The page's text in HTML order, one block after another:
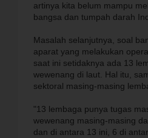
artinya kita belum mampu
bangsa dan tumpah darah
Masalah selanjutnya, soal
aparat yang melakukan
saat ini setidaknya ada 13
wewenang di laut. Hal itu,
sektoral masing-masing
"13 lembaga punya tugas
wewenang masing-masing
dan di antara 13 ini, 6 di